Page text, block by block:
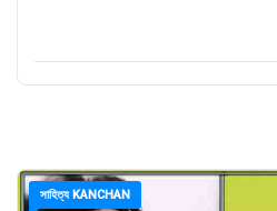
সাহিত্য KANCHAN